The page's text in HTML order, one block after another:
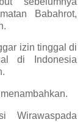
Babahrot,
izin tinggal di
di Indonesia
Wirawaspada